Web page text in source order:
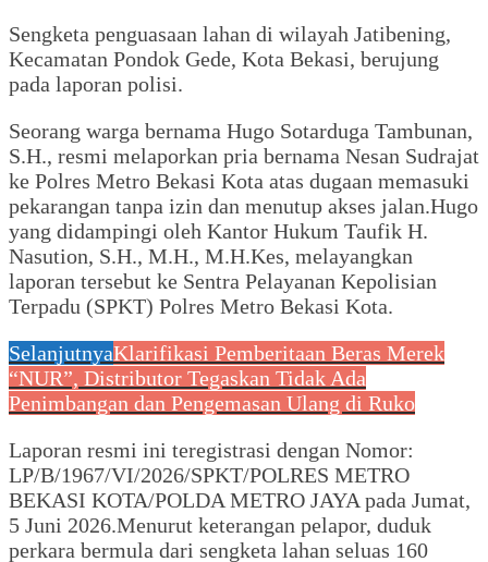
Sengketa penguasaan lahan di wilayah Jatibening,
Kecamatan Pondok Gede, Kota Bekasi, berujung
pada laporan polisi.
Seorang warga bernama Hugo Sotarduga Tambunan,
S.H., resmi melaporkan pria bernama Nesan Sudrajat
ke Polres Metro Bekasi Kota atas dugaan memasuki
pekarangan tanpa izin dan menutup akses jalan.Hugo
yang didampingi oleh Kantor Hukum Taufik H.
Nasution, S.H., M.H., M.H.Kes, melayangkan
laporan tersebut ke Sentra Pelayanan Kepolisian
Terpadu (SPKT) Polres Metro Bekasi Kota.
SelanjutnyaKlarifikasi Pemberitaan Beras Merek
“NUR”, Distributor Tegaskan Tidak Ada
Penimbangan dan Pengemasan Ulang di Ruko
Laporan resmi ini teregistrasi dengan Nomor:
LP/B/1967/VI/2026/SPKT/POLRES METRO
BEKASI KOTA/POLDA METRO JAYA pada Jumat,
5 Juni 2026.Menurut keterangan pelapor, duduk
perkara bermula dari sengketa lahan seluas 160